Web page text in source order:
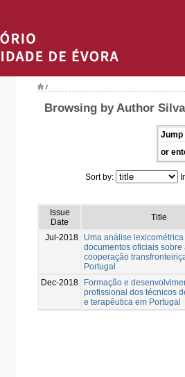
/
Browsing by Author
Jump
or
Sort by:
Issue
Date
Title
Jul-2018
Uma análise
documentos oficiais sobre
cooperação
Portugal
Dec-2018
Formação e
profissional dos técnicos
e terapêutica em Portugal